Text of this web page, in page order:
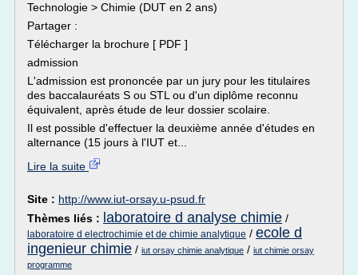
Technologie > Chimie (DUT en 2 ans)
Partager :
Télécharger la brochure [ PDF ]
admission
L'admission est prononcée par un jury pour les titulaires
des baccalauréats S ou STL ou d'un diplôme reconnu
équivalent, après étude de leur dossier scolaire.
Il est possible d'effectuer la deuxième année d'études en
alternance (15 jours à l'IUT et...
Lire la suite
Site : http://www.iut-orsay.u-psud.fr
Thèmes liés : laboratoire d analyse chimie /
laboratoire d electrochimie et de chimie analytique / ecole d
ingenieur chimie / iut orsay chimie analytique / iut chimie orsay
programme